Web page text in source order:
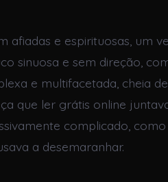
afiadas e espirituosas, um
sinuosa e sem direção,
e multifacetada, cheia
que ler grátis online
complicado,
a desemaranhar.